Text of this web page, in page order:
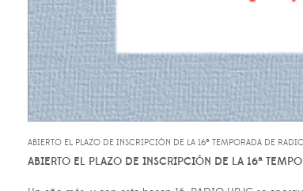
ABIERTO EL PLAZO DE INSCRIPCIÓN DE LA 16ª TEMPORADA DE
ABIERTO EL PLAZO DE INSCRIPCIÓN DE LA 16ª